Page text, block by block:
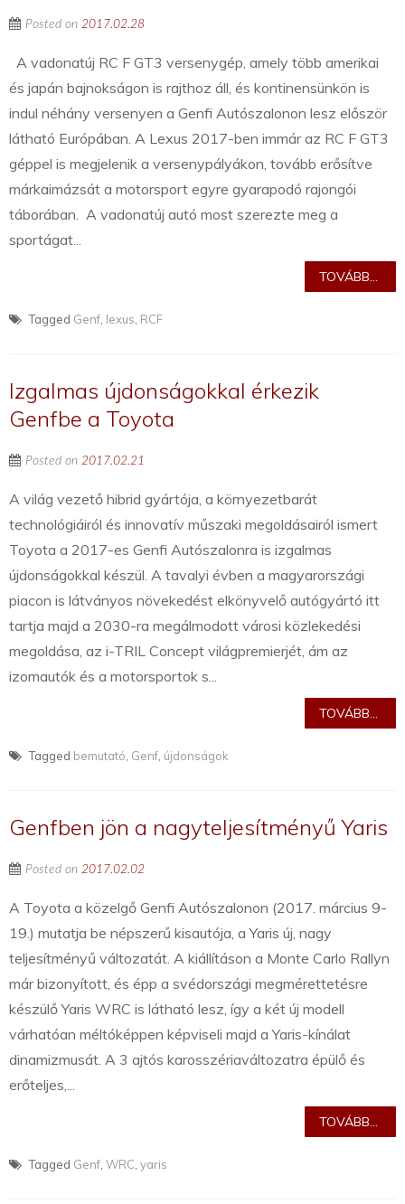
Posted on 2017.02.28
A vadonatúj RC F GT3 versenygép, amely több amerikai
és japán bajnokságon is rajthoz áll, és kontinensünkön is
indul néhány versenyen a Genfi Autószalonon lesz először
látható Európában. A Lexus 2017-ben immár az RC F GT3
géppel is megjelenik a versenypályákon, tovább erősítve
márkaimázsát a motorsport egyre gyarapodó rajongói
táborában. A vadonatúj autó most szerezte meg a
sportágat...
TOVÁBB...
Tagged Genf lexus RCF
Izgalmas újdonságokkal érkezik
Genfbe a Toyota
Posted on 2017.02.21
A világ vezető hibrid gyártója, a környezetbarát
technológiáiról és innovatív műszaki megoldásairól ismert
Toyota a 2017-es Genfi Autószalonra is izgalmas
újdonságokkal készül. A tavalyi évben a magyarországi
piacon is látványos növekedést elkönyvelő autógyártó itt
tartja majd a 2030-ra megálmodott városi közlekedési
megoldása, az i-TRIL Concept világpremierjét, ám az
izomautók és a motorsportok s...
TOVÁBB...
Tagged bemutató Genf újdonságok
Genfben jön a nagyteljesítményű Yaris
Posted on 2017.02.02
A Toyota a közelgő Genfi Autószalonon (2017. március 9-
19.) mutatja be népszerű kisautója, a Yaris új, nagy
teljesítményű változatát. A kiállításon a Monte Carlo Rallyn
már bizonyított, és épp a svédországi megmérettetésre
készülő Yaris WRC is látható lesz, így a két új modell
várhatóan méltóképpen képviseli majd a Yaris-kínálat
dinamizmusát. A 3 ajtós karosszériaváltozatra épülő és
erőteljes,...
TOVÁBB...
Tagged Genf WRC yaris